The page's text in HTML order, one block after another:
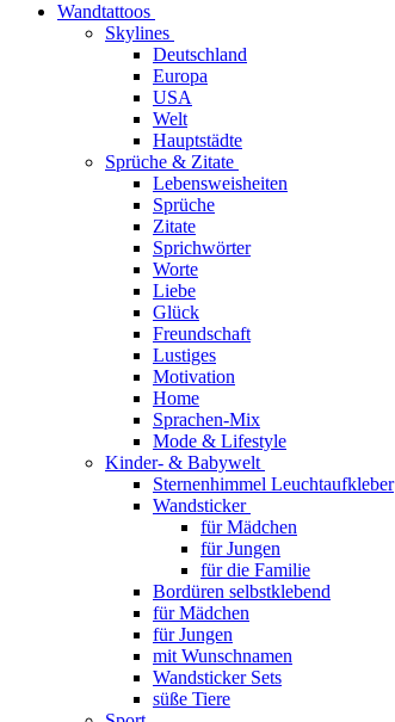
Wandtattoos
Skylines
Deutschland
Europa
USA
Welt
Hauptstädte
Sprüche & Zitate
Lebensweisheiten
Sprüche
Zitate
Sprichwörter
Worte
Liebe
Glück
Freundschaft
Lustiges
Motivation
Home
Sprachen-Mix
Mode & Lifestyle
Kinder- & Babywelt
Sternenhimmel Leuchtaufkleber
Wandsticker
für Mädchen
für Jungen
für die Familie
Bordüren selbstklebend
für Mädchen
für Jungen
mit Wunschnamen
Wandsticker Sets
süße Tiere